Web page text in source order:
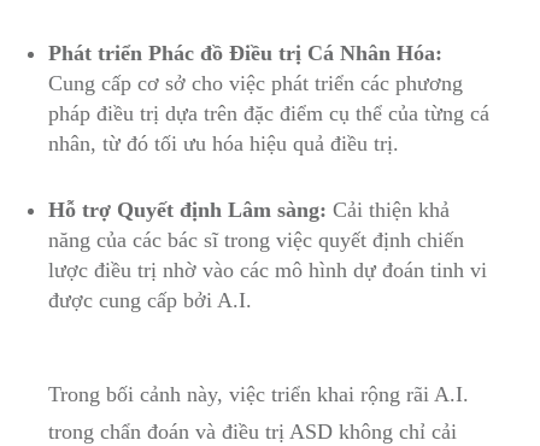
Phát triển Phác đồ Điều⁣ trị​ Cá Nhân Hóa:
Cung cấp⁣ cơ sở cho việc ⁢phát triển các phương
pháp điều⁣ trị dựa trên đặc điểm cụ thể của từng cá
nhân, từ đó tối ưu hóa hiệu quả điều trị.
Hỗ trợ Quyết ⁢định Lâm sàng: Cải thiện‍ khả
‍năng của các bác sĩ trong việc ⁤quyết định chiến
lược​ điều trị nhờ vào các ‍mô hình dự đoán⁤ tinh‌ vi
được cung cấp⁤ bởi A.I.
Trong bối⁢ cảnh này, việc triển ⁢khai rộng ​rãi A.I.
trong chẩn đoán⁢ và điều trị ASD không chỉ cải​